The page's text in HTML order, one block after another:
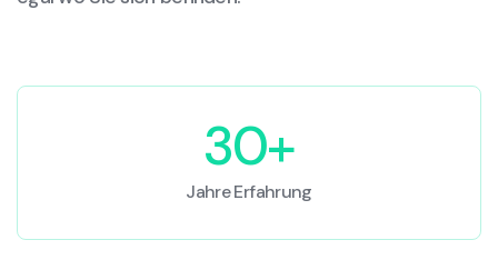
30+
Jahre Erfahrung